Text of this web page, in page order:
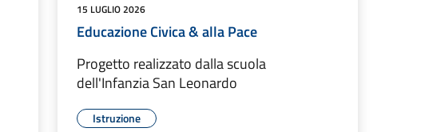
15 LUGLIO 2026
Educazione Civica & alla Pace
Progetto realizzato dalla scuola
dell'Infanzia San Leonardo
Istruzione